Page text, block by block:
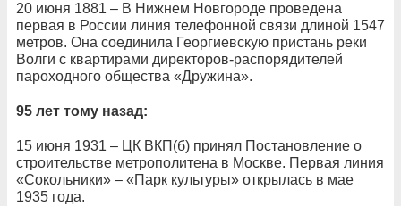
20 июня 1881 – В Нижнем Новгороде проведена
первая в России линия телефонной связи длиной 1547
метров. Она соединила Георгиевскую пристань реки
Волги с квартирами директоров-распорядителей
пароходного общества «Дружина».
95 лет тому назад:
15 июня 1931 – ЦК ВКП(б) принял Постановление о
строительстве метрополитена в Москве. Первая линия
«Сокольники» – «Парк культуры» открылась в мае
1935 года.